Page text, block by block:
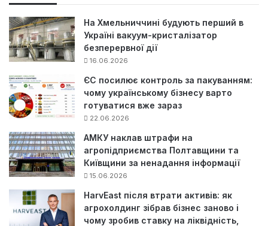
На Хмельниччині будують перший в
Україні вакуум-кристалізатор
безперервної дії
16.06.2026
ЄС посилює контроль за пакуванням:
чому українському бізнесу варто
готуватися вже зараз
22.06.2026
АМКУ наклав штрафи на
агропідприємства Полтавщини та
Київщини за ненадання інформації
15.06.2026
HarvEast після втрати активів: як
агрохолдинг зібрав бізнес заново і
чому зробив ставку на ліквідність,